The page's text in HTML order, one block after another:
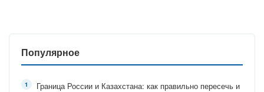
Популярное
Граница России и Казахстана: как правильно пересечь и